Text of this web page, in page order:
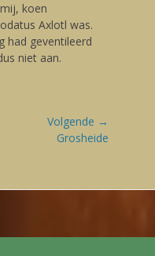
koen
Axlotl was.
had geventileerd
niet aan.
Volgende →
Grosheide